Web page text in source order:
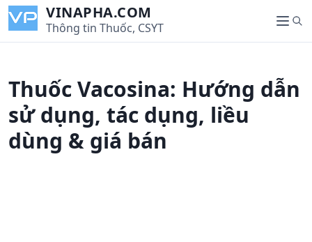
i
VINAPHA.COM
Thông tin Thuốc, CSYT
M
e
u
S
e
c
Thuốc Vacosina: Hướng dẫn
sử dụng, tác dụng, liều
dùng & giá bán